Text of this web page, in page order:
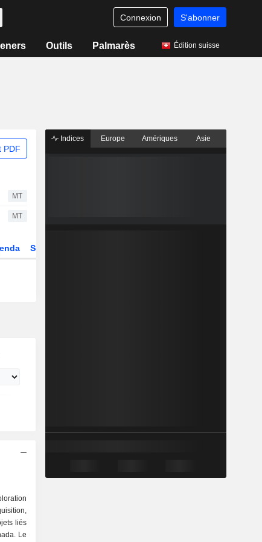
Connexion S'abonner
Outils Palmarès Édition suisse
PDF
MT
MT
Secteur
liés
Le
Indices Europe Amériques Asie